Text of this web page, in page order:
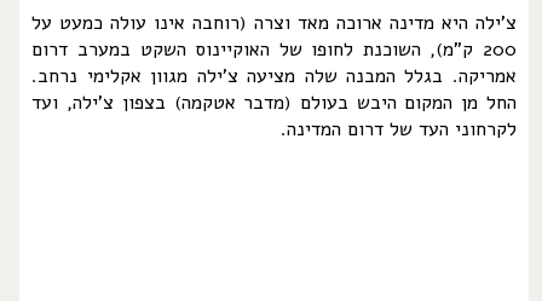
צ'ילה היא מדינה ארוכה מאד וצרה (רוחבה אינו עולה כמעט על
200 ק"מ), השוכנת לחופו של האוקיינוס השקט במערב דרום
אמריקה. בגלל המבנה שלה מציעה צ'ילה מגוון אקלימי נרחב.
החל מן המקום היבש בעולם (מדבר אטקמה) בצפון צ'ילה, ועד
לקרחוני העד של דרום המדינה.